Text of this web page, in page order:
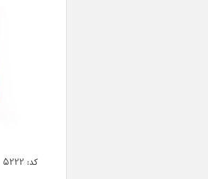
کد: 5222 تاریخ انتشار :۴ خرداد ۱۳۹۴ ساعت ۰۵:۱۴